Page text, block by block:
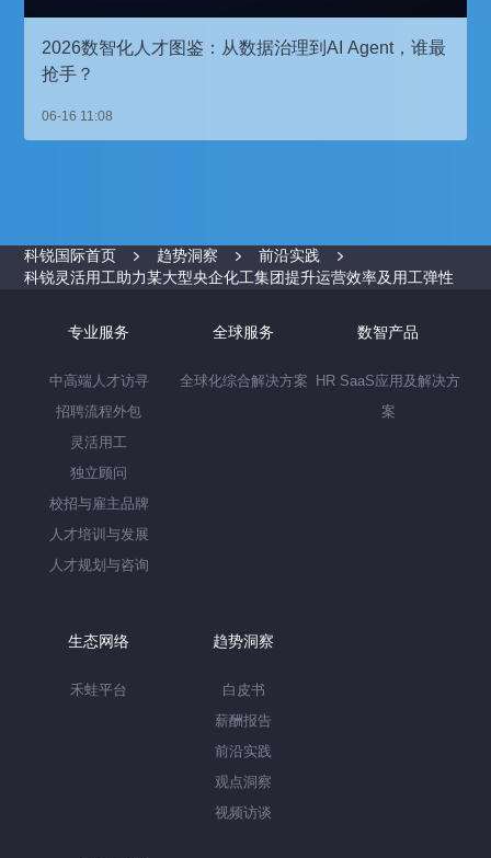
2026数智化人才图鉴：从数据治理到AI Agent，谁最
抢手？
06-16 11:08
科锐国际首页 趋势洞察
前沿实践
科锐灵活用工助力某大型央企化工集团提升运营效率及用工弹性
专业服务
中高端人才访寻
招聘流程外包
灵活用工
独立顾问
校招与雇主品牌
人才培训与发展
人才规划与咨询
全球服务
全球化综合解决方案
数智产品
HR SaaS应用及解决方
案
生态网络
禾蛙平台
趋势洞察
白皮书
薪酬报告
前沿实践
观点洞察
视频访谈